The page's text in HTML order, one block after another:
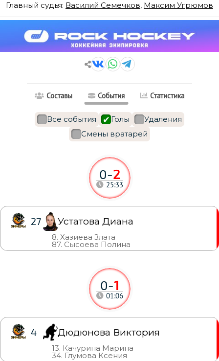
Главный судья: Василий Семечков, Максим Угрюмов
Составы События Статистика
Все события Голы
Удаления
Смены вратарей
0-1
01:06
4 Дюдюнова Виктория
13. Качурина Марина
34. Глумова Ксения
0-2
25:33
27 Устатова Диана
8. Хазиева Злата
87. Сысоева Полина